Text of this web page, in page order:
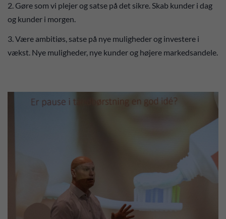
2. Gøre som vi plejer og satse på det sikre. Skab kunder i dag
og kunder i morgen.
3. Være ambitiøs, satse på nye muligheder og investere i
vækst. Nye muligheder, nye kunder og højere markedsandele.